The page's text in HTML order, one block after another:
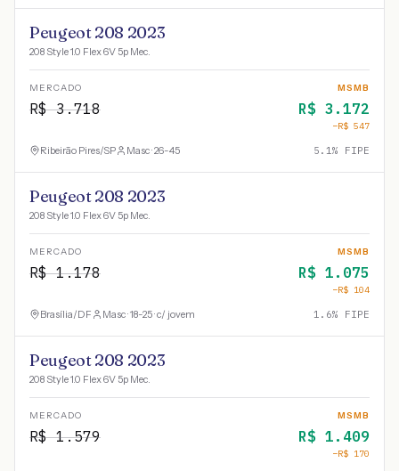
Peugeot 208 2023
208 Style 1.0 Flex 6V 5p Mec.
MERCADO
R$3.718
MSMB
R$ 3.172
−R$ 547
Ribeirão Pires/SP Masc · 26-45 5.1% FIPE
Peugeot 208 2023
208 Style 1.0 Flex 6V 5p Mec.
MERCADO
R$1.178
MSMB
R$ 1.075
−R$ 104
Brasília/DF Masc · 18-25 · c/ jovem 1.6% FIPE
Peugeot 208 2023
208 Style 1.0 Flex 6V 5p Mec.
MERCADO
R$1.579
MSMB
R$ 1.409
−R$ 170